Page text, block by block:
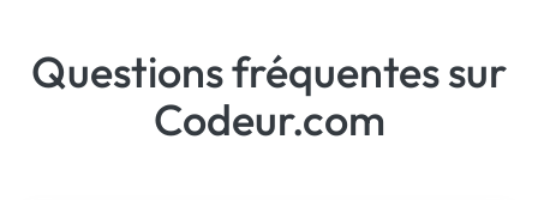
Questions fréquentes sur
Codeur.com